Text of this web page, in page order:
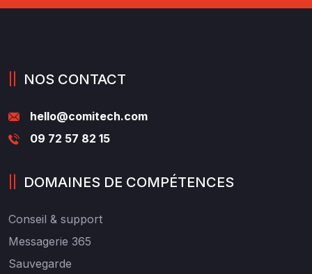
NOS CONTACT
hello@comitech.com
09 72 57 82 15
DOMAINES DE COMPÉTENCES
Conseil & support
Messagerie 365
Sauvegarde